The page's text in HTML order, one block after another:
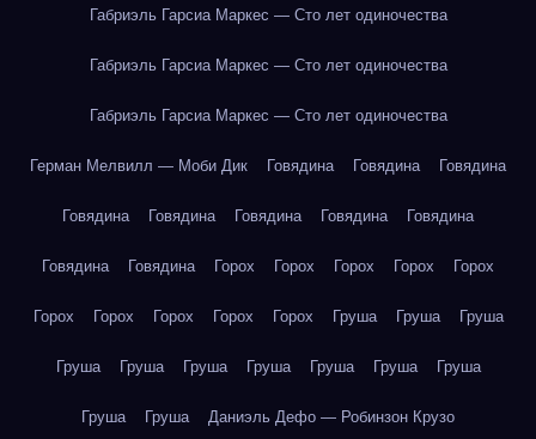
Габриэль Гарсиа Маркес — Сто лет одиночества
Габриэль Гарсиа Маркес — Сто лет одиночества
Габриэль Гарсиа Маркес — Сто лет одиночества
Герман Мелвилл — Моби Дик Говядина Говядина Говядина
Говядина Говядина Говядина Говядина Говядина
Говядина Говядина Горох Горох Горох Горох Горох
Горох Горох Горох Горох Горох Груша Груша Груша
Груша Груша Груша Груша Груша Груша Груша
Груша Груша Даниэль Дефо — Робинзон Крузо